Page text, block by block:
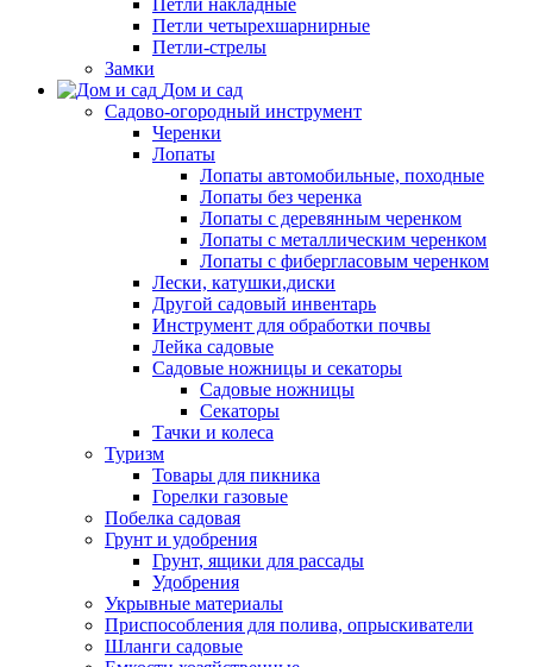
Петли накладные
Петли четырехшарнирные
Петли-стрелы
Замки
Дом и сад
Садово-огородный инструмент
Черенки
Лопаты
Лопаты автомобильные, походные
Лопаты без черенка
Лопаты с деревянным черенком
Лопаты с металлическим черенком
Лопаты с фибергласовым черенком
Лески, катушки,диски
Другой садовый инвентарь
Инструмент для обработки почвы
Лейка садовые
Садовые ножницы и секаторы
Садовые ножницы
Секаторы
Тачки и колеса
Туризм
Товары для пикника
Горелки газовые
Побелка садовая
Грунт и удобрения
Грунт, ящики для рассады
Удобрения
Укрывные материалы
Приспособления для полива, опрыскиватели
Шланги садовые